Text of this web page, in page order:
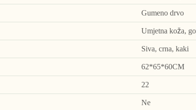
Gumeno drvo
Umjetna koža,
Siva, crna, kaki
62*65*60CM
22
Ne